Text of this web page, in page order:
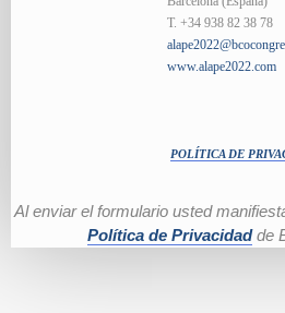
T. +34 938 82 38 78
www.alape2022.com
POLÍTICA DE
Política de Privacidad de